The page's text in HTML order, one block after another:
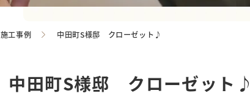
施工事例 中田町S様邸 クローゼット♪
中田町S様邸 クローゼット♪